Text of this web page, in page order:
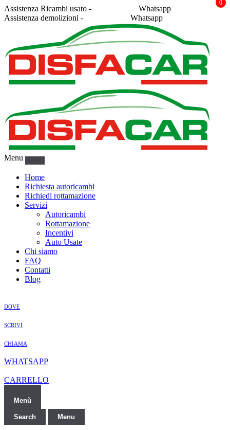
Assistenza Ricambi usato -
Whatsapp
Assistenza demolizioni -
Whatsapp
Menu
Home
Richiesta autoricambi
Richiedi rottamazione
Servizi
Autoricambi
Rottamazione
Incentivi
Auto Usate
Chi siamo
FAQ
Contatti
Blog
DOVE
SCRIVI
CHIAMA
WHATSAPP
0
CARRELLO
Menù
Search Menu